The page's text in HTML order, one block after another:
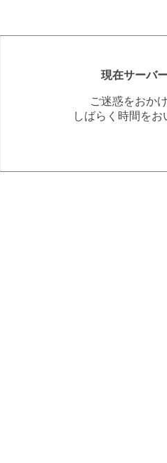
現在サーバ
ご迷惑をおか
しばらく時間を